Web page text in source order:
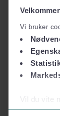
Vi bruker
Vil du vite
Om